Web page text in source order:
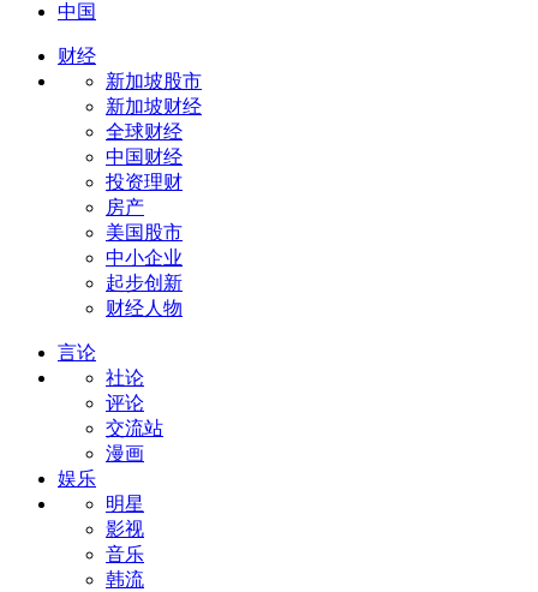
中国
财经
新加坡股市
新加坡财经
全球财经
中国财经
投资理财
房产
美国股市
中小企业
起步创新
财经人物
言论
社论
评论
交流站
漫画
娱乐
明星
影视
音乐
韩流